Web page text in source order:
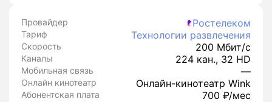
Провайдер Ростелеком
Тариф Технологии развлечения
Скорость 200 Мбит/с
Каналы 224 кан., 32 HD
Мобильная связь —
Онлайн кинотеатр Онлайн-кинотеатр Wink
Абонентская плата 700 ₽/мес